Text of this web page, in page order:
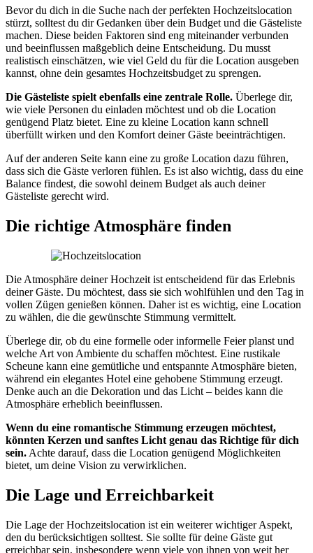
Bevor du dich in die Suche nach der perfekten Hochzeitslocation
stürzt, solltest du dir Gedanken über dein Budget und die Gästeliste
machen. Diese beiden Faktoren sind eng miteinander verbunden
und beeinflussen maßgeblich deine Entscheidung. Du musst
realistisch einschätzen, wie viel Geld du für die Location ausgeben
kannst, ohne dein gesamtes Hochzeitsbudget zu sprengen.
Die Gästeliste spielt ebenfalls eine zentrale Rolle. Überlege dir,
wie viele Personen du einladen möchtest und ob die Location
genügend Platz bietet. Eine zu kleine Location kann schnell
überfüllt wirken und den Komfort deiner Gäste beeinträchtigen.
Auf der anderen Seite kann eine zu große Location dazu führen,
dass sich die Gäste verloren fühlen. Es ist also wichtig, dass du eine
Balance findest, die sowohl deinem Budget als auch deiner
Gästeliste gerecht wird.
Die richtige Atmosphäre finden
Die Atmosphäre deiner Hochzeit ist entscheidend für das Erlebnis
deiner Gäste. Du möchtest, dass sie sich wohlfühlen und den Tag in
vollen Zügen genießen können. Daher ist es wichtig, eine Location
zu wählen, die die gewünschte Stimmung vermittelt.
Überlege dir, ob du eine formelle oder informelle Feier planst und
welche Art von Ambiente du schaffen möchtest. Eine rustikale
Scheune kann eine gemütliche und entspannte Atmosphäre bieten,
während ein elegantes Hotel eine gehobene Stimmung erzeugt.
Denke auch an die Dekoration und das Licht – beides kann die
Atmosphäre erheblich beeinflussen.
Wenn du eine romantische Stimmung erzeugen möchtest,
könnten Kerzen und sanftes Licht genau das Richtige für dich
sein. Achte darauf, dass die Location genügend Möglichkeiten
bietet, um deine Vision zu verwirklichen.
Die Lage und Erreichbarkeit
Die Lage der Hochzeitslocation ist ein weiterer wichtiger Aspekt,
den du berücksichtigen solltest. Sie sollte für deine Gäste gut
erreichbar sein, insbesondere wenn viele von ihnen von weit her